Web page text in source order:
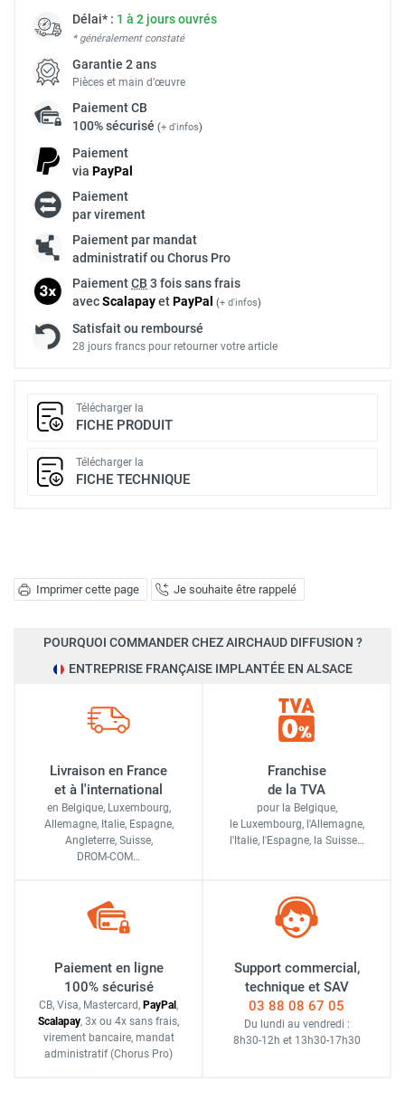
Imprimer cette page Je souhaite être rappelé
Délai* : 1 à 2 jours ouvrés
* généralement constaté
Garantie 2 ans
Pièces et main d’œuvre
PaiementCB
100% sécurisé (+ d'infos)
Paiement
via PayPal
Paiement
par virement
Paiement par mandat
administratif ou Chorus Pro
PaiementCB 3 fois sans frais
avecScalapayetPayPal (+ d'infos)
Satisfait ou remboursé
28 jours francs pour retourner votre article
Télécharger la
FICHE PRODUIT
Télécharger la
FICHE TECHNIQUE
POURQUOI COMMANDER CHEZ AIRCHAUD DIFFUSION ?
ENTREPRISE FRANÇAISE IMPLANTÉE EN ALSACE
Livraison en France
et à l'international
en Belgique, Luxembourg,
Allemagne, Italie, Espagne,
Angleterre, Suisse,
DROM-COM…
Franchise
de la TVA
pour la Belgique,
le Luxembourg, l'Allemagne,
l'Italie, l'Espagne, la Suisse…
Paiement en ligne
100% sécurisé
CB, Visa, Mastercard, PayPal ,
Scalapay, 3x ou 4x sans frais,
virement bancaire, mandat
administratif (Chorus Pro)
Support commercial,
technique et SAV
03 88 08 67 05
Du lundi au vendredi :
8h30-12h et 13h30-17h30